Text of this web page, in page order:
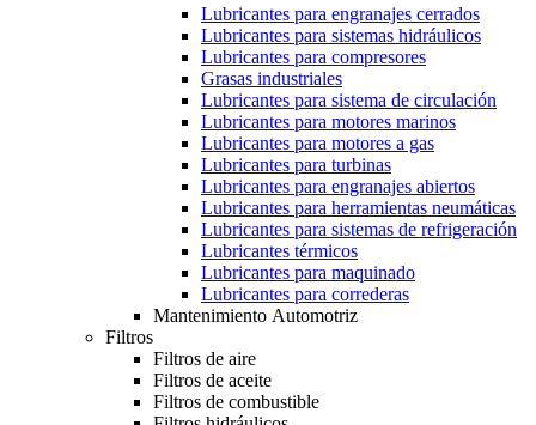
Lubricantes para engranajes cerrados
Lubricantes para sistemas hidráulicos
Lubricantes para compresores
Grasas industriales
Lubricantes para sistema de circulación
Lubricantes para motores marinos
Lubricantes para motores a gas
Lubricantes para turbinas
Lubricantes para engranajes abiertos
Lubricantes para herramientas neumáticas
Lubricantes para sistemas de refrigeración
Lubricantes térmicos
Lubricantes para maquinado
Lubricantes para correderas
Mantenimiento Automotriz
Filtros
Filtros de aire
Filtros de aceite
Filtros de combustible